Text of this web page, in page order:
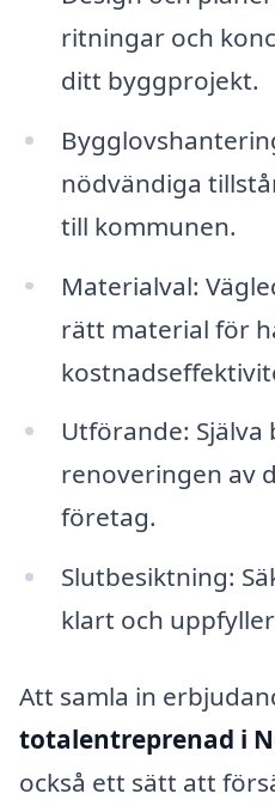
ritningar och
ditt byggprojekt.
nödvändiga
till kommunen.
Materialval:
rätt material för
Utförande:
renoveringen av
företag.
Slutbesiktning:
klart och
Att samla in
totalentreprenad i
också ett sätt att